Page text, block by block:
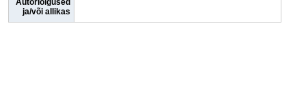
Autoriõigused
ja/või allikas